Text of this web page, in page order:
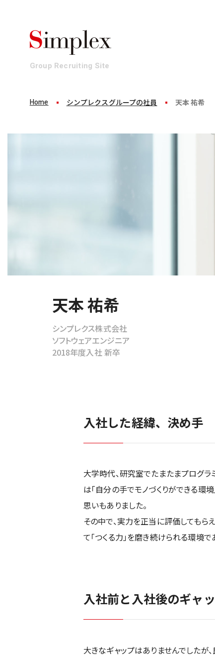
Group Recruiting Site
Home シンプレクスグループの社員 天本 祐希
天本 祐希
シンプレクス株式会社
ソフトウェアエンジニア
2018年度入社 新卒
入社した経緯、決め手
大学時代、研究室でたまたまプログラ
は「自分の手でモノづくりができる環
思いもありました。
その中で、実力を正当に評価してもら
て「つくる力」を磨き続けられる環境
入社前と入社後のギャ
大きなギャップはありませんでしたが
Who We
Business
Culture
Workplace